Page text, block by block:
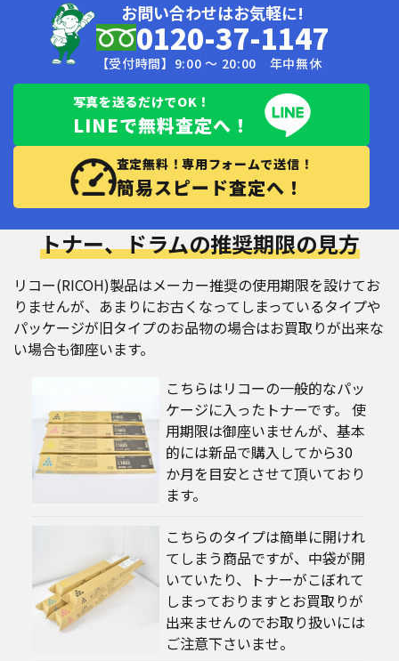
お問い合わせはお気軽に!
0120-37-1147
【受付時間】9:00 〜 20:00 年中無休
写真を送るだけでOK！
LINEで無料査定へ！
査定無料！専用フォームで送信！
簡易スピード査定へ！
トナー、ドラムの推奨期限の見方
リコー(RICOH)製品はメーカー推奨の使用期限を設けてお
りませんが、あまりにお古くなってしまっているタイプや
パッケージが旧タイプのお品物の場合はお買取りが出来な
い場合も御座います。
こちらはリコーの一般的なパッ
ケージに入ったトナーです。 使
用期限は御座いませんが、基本
的には新品で購入してから30
か月を目安とさせて頂いており
ます。
こちらのタイプは簡単に開けれ
てしまう商品ですが、中袋が開
いていたり、トナーがこぼれて
しまっておりますとお買取りが
出来ませんのでお取り扱いには
ご注意下さいませ。